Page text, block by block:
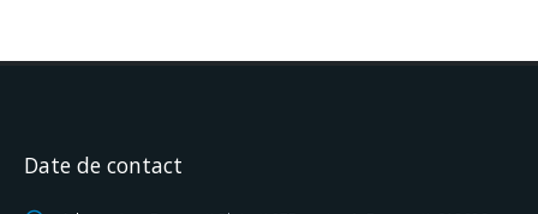
Date de contact